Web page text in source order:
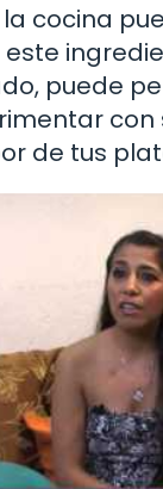
cocina
puede
de tus